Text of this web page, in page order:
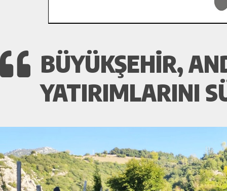
BÜYÜKŞEHIR,
YATIRIMLARINI